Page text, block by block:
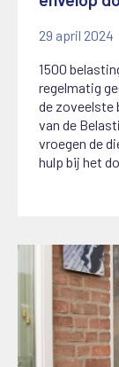
29 april 2024
1500
regelmatig
de zoveelste
van de
vroegen de
hulp bij het